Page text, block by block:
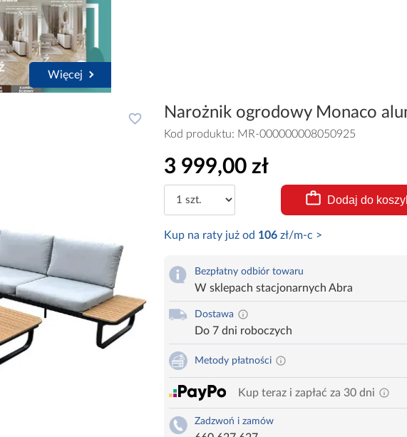
Więcej
Narożnik ogrodowy Monaco
Kod produktu: MR-000000008050925
3 999,00 zł
Dodaj do
Kup na raty już od 106zł/m-c >
Bezpłatny odbiór towaru
W sklepach stacjonarnych Abra
Dostawa
Do 7 dni roboczych
Metody płatności
Kup teraz i zapłać za 30 dni
Zadzwoń i zamów